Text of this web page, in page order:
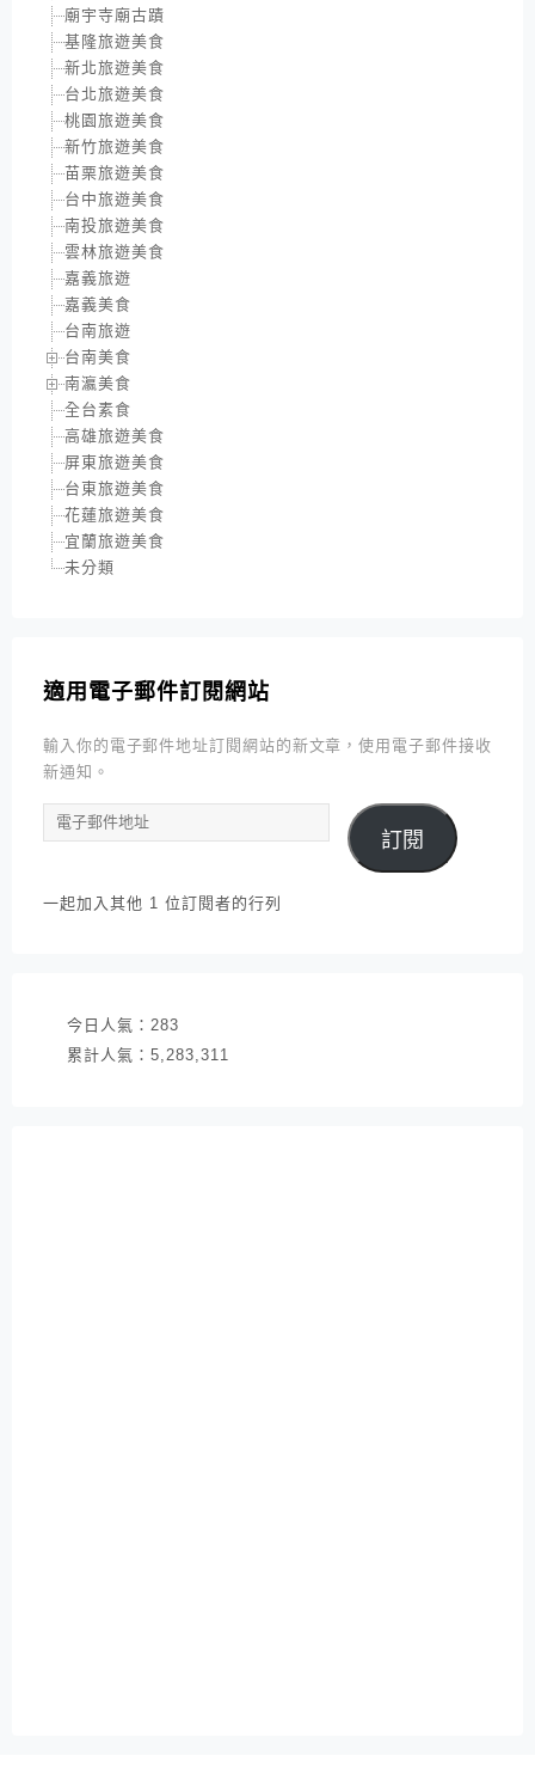
廟宇寺廟古蹟
基隆旅遊美食
新北旅遊美食
台北旅遊美食
桃園旅遊美食
新竹旅遊美食
苗栗旅遊美食
台中旅遊美食
南投旅遊美食
雲林旅遊美食
嘉義旅遊
嘉義美食
台南旅遊
台南美食
南瀛美食
全台素食
高雄旅遊美食
屏東旅遊美食
台東旅遊美食
花蓮旅遊美食
宜蘭旅遊美食
未分類
適用電子郵件訂閱網站
輸入你的電子郵件地址訂閱網站的新文章，使用電子郵件接收
新通知。
電
子
件
訂閱
一起加入其他 1 位訂閱者的行列
今日人氣： 283
累計人氣： 5,283,311